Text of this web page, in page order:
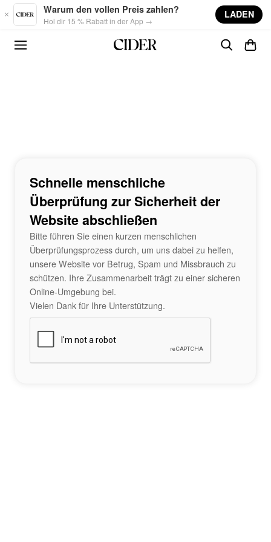
Skip to main content
Warum den vollen Preis zahlen?
Hol dir 15 % Rabatt in der App →
LADEN
Schnelle menschliche
Überprüfung zur Sicherheit der
Website abschließen
Bitte führen Sie einen kurzen menschlichen
Überprüfungsprozess durch, um uns dabei zu helfen,
unsere Website vor Betrug, Spam und Missbrauch zu
schützen. Ihre Zusammenarbeit trägt zu einer sicheren
Online-Umgebung bei.
Vielen Dank für Ihre Unterstützung.